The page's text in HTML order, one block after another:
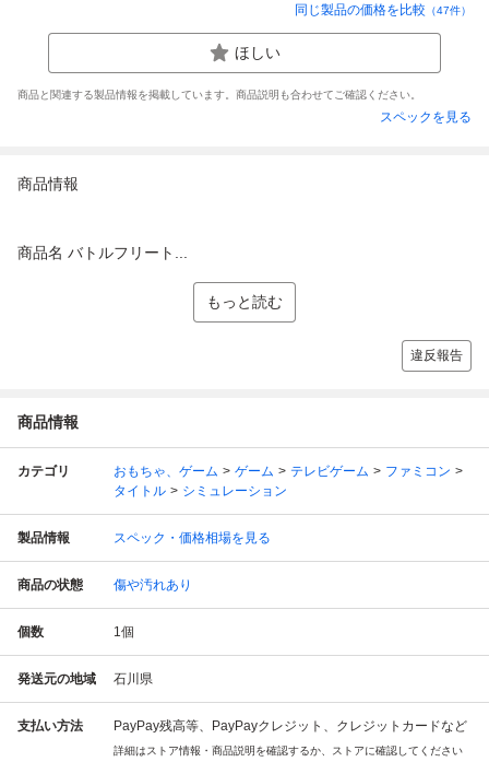
同じ製品の価格を比較 （47件）
ほしい
商品と関連する製品情報を掲載しています。商品説明も合わせてご確認ください。
スペックを見る
商品情報
商品名 バトルフリート...
もっと読む
違反報告
商品情報
カテゴリ おもちゃ、ゲーム ゲーム テレビゲーム
ファミコン
タイトル
シミュレーション
製品情報 スペック・価格相場を見る
商品の状態 傷や汚れあり
個数 1個
発送元の地域 石川県
支払い方法 PayPay残高等、PayPayクレジット、クレジットカードなど
詳細はストア情報・商品説明を確認するか、ストアに確認してください